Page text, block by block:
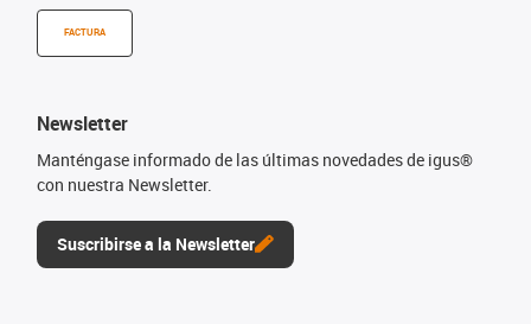
FACTURA
Newsletter
Manténgase informado de las últimas novedades de igus®
con nuestra Newsletter.
Suscribirse a la Newsletter